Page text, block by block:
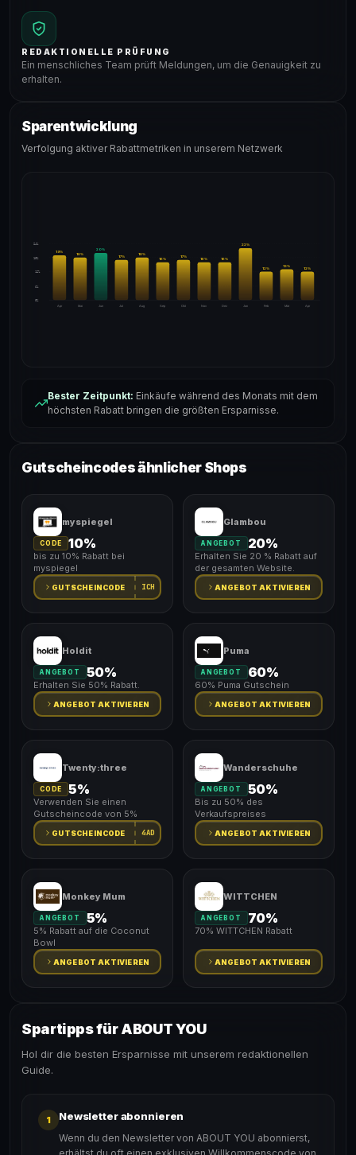
REDAKTIONELLE PRÜFUNG
Ein menschliches Team prüft Meldungen, um die Genauigkeit zu
erhalten.
Sparentwicklung
Verfolgung aktiver Rabattmetriken in unserem Netzwerk
24%
18%
12%
6%
0%
Apr
19%
Mai
18%
Jun
20%
Jul
17%
Aug
18%
Sep
16%
Okt
17%
Nov
16%
Dez
16%
Jan
22%
Feb
12%
Mär
13%
Apr
12%
Bester Zeitpunkt: Einkäufe während des Monats mit dem
höchsten Rabatt bringen die größten Ersparnisse.
Gutscheincodes ähnlicher Shops
myspiegel
CODE 10%
bis zu 10% Rabatt bei
myspiegel
GUTSCHEINCODE ICH
Glambou
ANGEBOT 20%
Erhalten Sie 20 % Rabatt auf
der gesamten Website.
ANGEBOT AKTIVIEREN
Holdit
ANGEBOT 50%
Erhalten Sie 50% Rabatt.
ANGEBOT AKTIVIEREN
Puma
ANGEBOT 60%
60% Puma Gutschein
ANGEBOT AKTIVIEREN
Twenty:three
CODE 5%
Verwenden Sie einen
Gutscheincode von 5%
GUTSCHEINCODE 4AD
Wanderschuhe
ANGEBOT 50%
Bis zu 50% des
Verkaufspreises
ANGEBOT AKTIVIEREN
Monkey Mum
ANGEBOT 5%
5% Rabatt auf die Coconut
Bowl
ANGEBOT AKTIVIEREN
WITTCHEN
ANGEBOT 70%
70% WITTCHEN Rabatt
ANGEBOT AKTIVIEREN
Spartipps für ABOUT YOU
Hol dir die besten Ersparnisse mit unserem redaktionellen
Guide.
1 Newsletter abonnieren
Wenn du den Newsletter von ABOUT YOU abonnierst,